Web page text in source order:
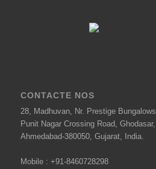
CONTACTE NOS
28, Madhuvan, Nr. Prestige Bungalows
Punit Nagar Crossing Road, Ghodasar,
Ahmedabad-380050, Gujarat, India.
Mobile : +91-8460728298